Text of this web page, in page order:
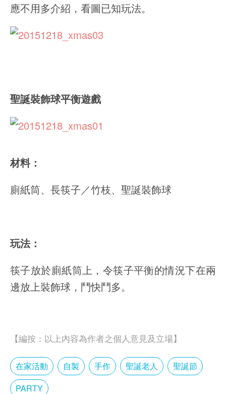
應不用多介紹，看圖已知玩法。
聖誕裝飾球平衡遊戲
材料：
廁紙筒、長筷子／竹枝、聖誕裝飾球
玩法：
筷子放於廁紙筒上，令筷子平衡的情況下在兩
邊放上裝飾球，鬥快鬥多。
【編按：以上內容為作者之個人意見及立場】
在家活動 自製 手作 聖誕老人
聖誕節
PARTY